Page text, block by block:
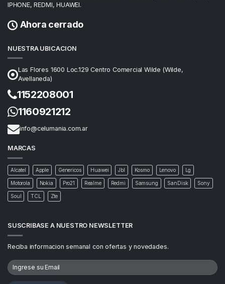
IPHONE, REDMI, HUAWEI.
Ahora cerrado
NUESTRA UBICACION
Las Flores 1600 Loc.129 Centro Comercial Wilde (Wilde,
Avellaneda)
1152208001
1160921212
info@celumania.com.ar
MARCAS
Alcatel Apple Genericos Huawei Jbl Kosmo Lenovo Lg
Motorola Nokia Pro21 Realme Redmi Samsung SanDisk Sony
Soul TCL Zte
SUSCRIBASE A NUESTRO NEWSLETTER
Reciba informacion semanal con ofertas y novedades.